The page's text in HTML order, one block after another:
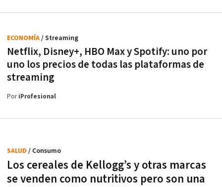
Netflix, Disney+, HBO Max y Spotify: uno por
uno los precios de todas las plataformas de
streaming
ECONOMÍA/ Streaming
PoriProfesional
Los cereales de Kellogg’s y otras marcas
se venden como nutritivos pero son una
SALUD / Consumo